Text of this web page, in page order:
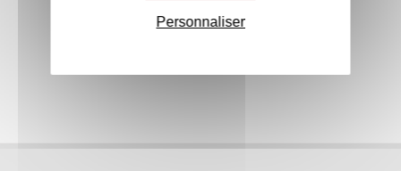
Personnaliser